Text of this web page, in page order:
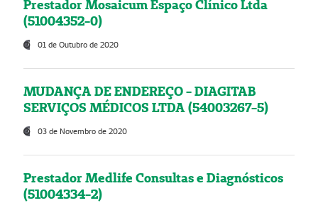
Prestador Mosaicum Espaço Clínico Ltda
(51004352-0)
01 de Outubro de 2020
MUDANÇA DE ENDEREÇO - DIAGITAB
SERVIÇOS MÉDICOS LTDA (54003267-5)
03 de Novembro de 2020
Prestador Medlife Consultas e Diagnósticos
(51004334-2)